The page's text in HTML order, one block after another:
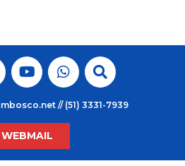
// (51) 3331-7939
WEBMAIL